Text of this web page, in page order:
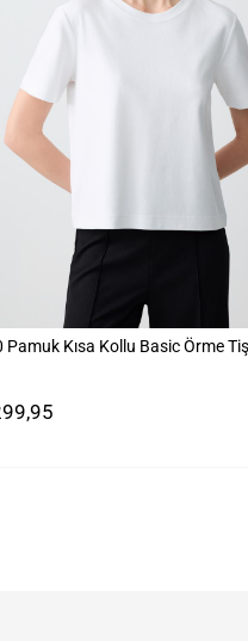
Pamuk Kısa Kollu Basic Örme